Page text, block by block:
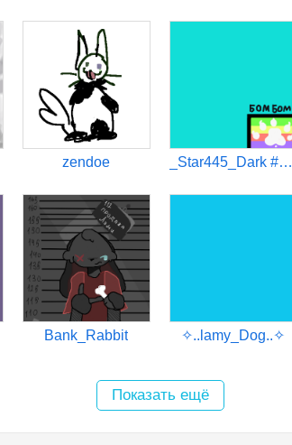
zendoe _Star445_Dark #Кодтопияミ★
Bank_Rabbit ✧..lamy_Dog..✧
Показать ещё